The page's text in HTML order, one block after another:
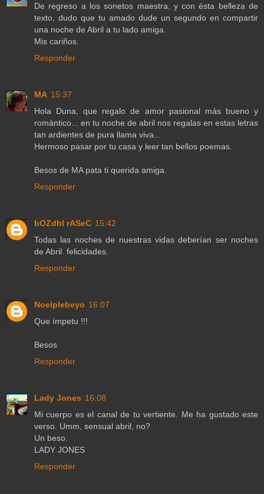
De regreso a los sonetos maestra, y con ésta belleza de
texto, dudo que tu amado dude un segundo en compartir
una noche de Abril a tu lado amiga.
Mis cariños.
Responder
MA 15:37
Hola Duna, que regalo de amor pasional más bueno y
romántico... en tu noche de abril nos regalas en estas letras
tan ardientes de pura llama viva...
Hermoso pasar por tu casa y leer tan bellos poemas.
Besos de MA pata ti querida amiga.
Responder
bOZdhI rASeC 15:42
Todas las noches de nuestras vidas deberían ser noches
de Abril. felicidades.
Responder
Noelplebeyo 16:07
Que ímpetu !!!
Besos
Responder
Lady Jones 16:08
Mi cuerpo es el canal de tu vertiente. Me ha gustado este
verso. Umm, sensual abril, no?
Un beso.
LADY JONES
Responder